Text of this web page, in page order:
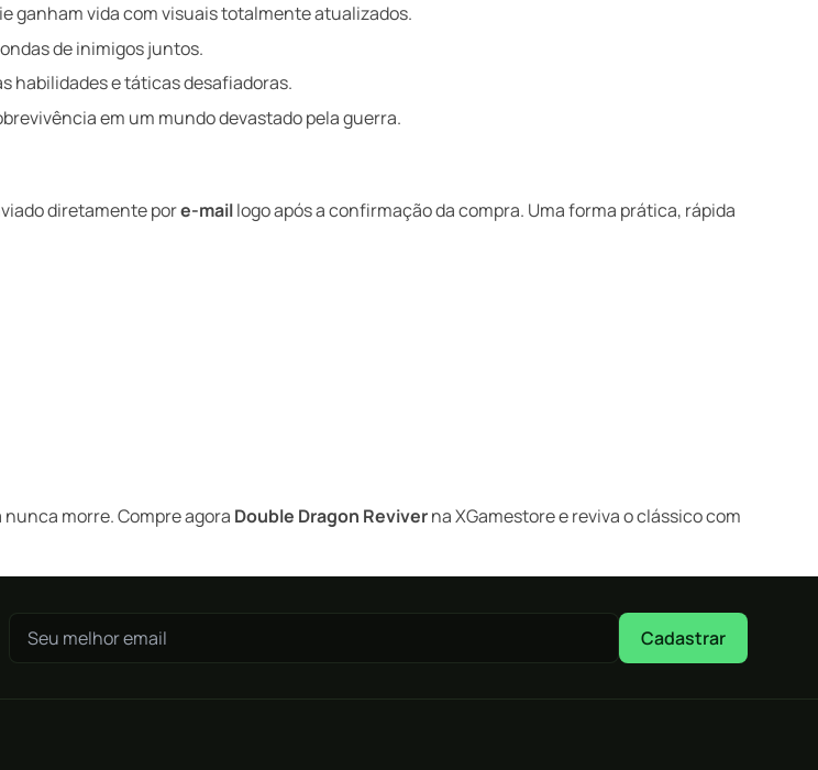
ganham vida com visuais totalmente atualizados.
de inimigos juntos.
habilidades e táticas desafiadoras.
em um mundo devastado pela guerra.
diretamente pore-maillogo após a confirmação da compra. Uma forma prática, rápida
morre. Compre agora Double Dragon Reviverna XGamestore e reviva o clássico com
Cadastrar